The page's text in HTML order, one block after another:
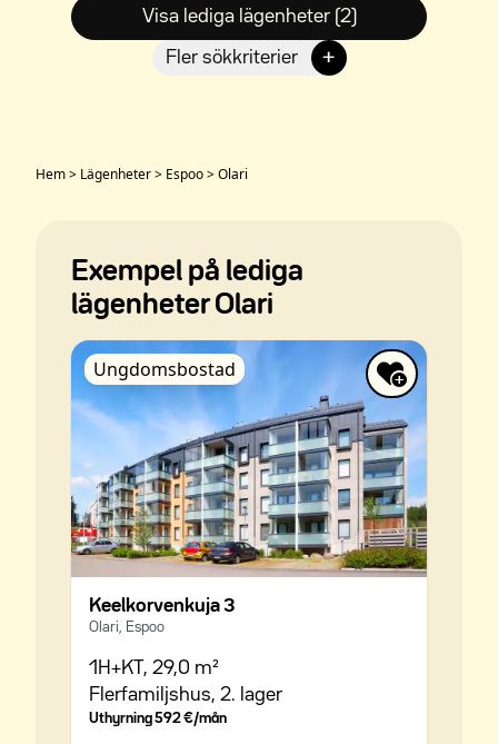
Fler sökkriterier +
Visa lediga lägenheter (2)
Hem> Lägenheter> Espoo>Olari
Exempel på lediga
lägenheter Olari
Ungdomsbostad
Keelkorvenkuja 3
Olari, Espoo
1H+KT, 29,0 m²
Flerfamiljshus, 2. lager
Uthyrning592 €/mån